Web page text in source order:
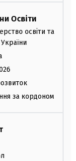
Освіти
освіти та
за кордоном